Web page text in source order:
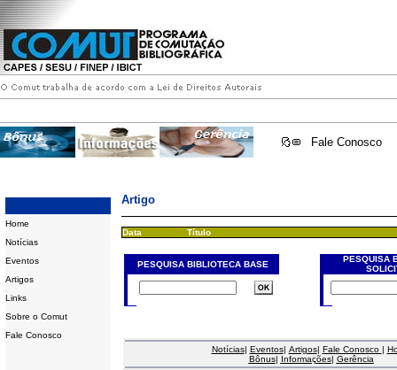
Fale Conosco
Home
Notícias
Eventos
Artigos
Links
Sobre o Comut
Fale Conosco
Artigo
Data Título
PESQUISA BIBLIOTECA BASE
PESQUISA
Notícias| Eventos| Artigos| Fale Conosco |
Bônus| Informações| Gerência